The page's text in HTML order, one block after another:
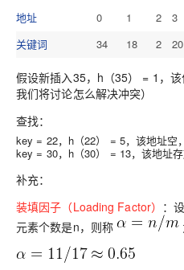
地址 0 1 2 3
关键词
34 18 2 20
假设新插入35，h（35） = 1，该
我们将讨论怎么解决冲突）
查找：
key = 22，h（22） = 5，该地址空
key = 30，h（30） = 13，该地址存
补充：
装填因子（Loading Factor） ：
元素个数是n，则称